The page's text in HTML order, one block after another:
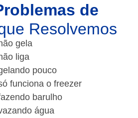
de
Resolvemos
gela
liga
pouco
funciona o freezer
barulho
água